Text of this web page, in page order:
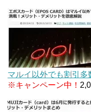
マルイ以外でも割引多
※キャンペーン中！